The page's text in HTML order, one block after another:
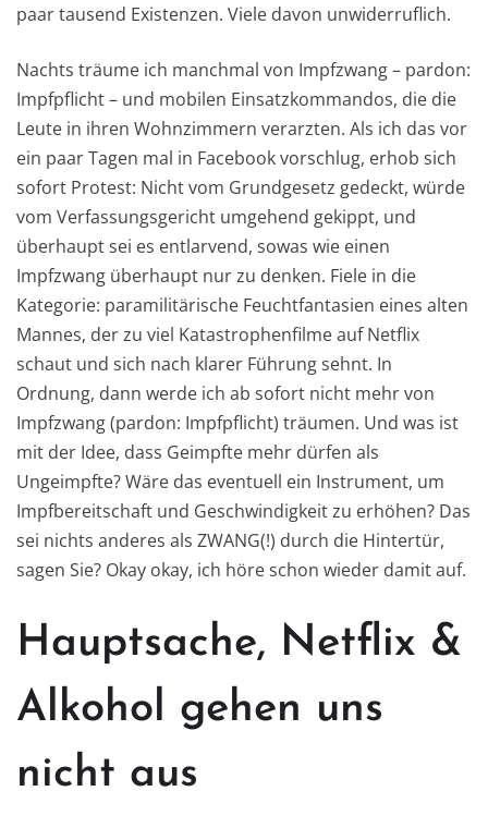
paar tausend Existenzen. Viele davon unwiderruflich.
Nachts träume ich manchmal von Impfzwang – pardon:
Impfpflicht – und mobilen Einsatzkommandos, die die
Leute in ihren Wohnzimmern verarzten. Als ich das vor
ein paar Tagen mal in Facebook vorschlug, erhob sich
sofort Protest: Nicht vom Grundgesetz gedeckt, würde
vom Verfassungsgericht umgehend gekippt, und
überhaupt sei es entlarvend, sowas wie einen
Impfzwang überhaupt nur zu denken. Fiele in die
Kategorie: paramilitärische Feuchtfantasien eines alten
Mannes, der zu viel Katastrophenfilme auf Netflix
schaut und sich nach klarer Führung sehnt. In
Ordnung, dann werde ich ab sofort nicht mehr von
Impfzwang (pardon: Impfpflicht) träumen. Und was ist
mit der Idee, dass Geimpfte mehr dürfen als
Ungeimpfte? Wäre das eventuell ein Instrument, um
Impfbereitschaft und Geschwindigkeit zu erhöhen? Das
sei nichts anderes als ZWANG(!) durch die Hintertür,
sagen Sie? Okay okay, ich höre schon wieder damit auf.
Hauptsache, Netflix &
Alkohol gehen uns
nicht aus